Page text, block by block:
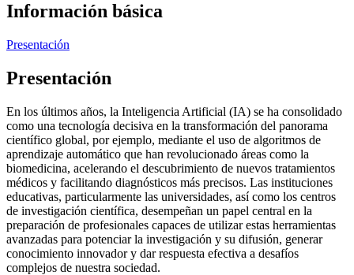
Información básica
Presentación
Presentación
En los últimos años, la Inteligencia Artificial (IA) se ha consolidado
como una tecnología decisiva en la transformación del panorama
científico global, por ejemplo, mediante el uso de algoritmos de
aprendizaje automático que han revolucionado áreas como la
biomedicina, acelerando el descubrimiento de nuevos tratamientos
médicos y facilitando diagnósticos más precisos. Las instituciones
educativas, particularmente las universidades, así como los centros
de investigación científica, desempeñan un papel central en la
preparación de profesionales capaces de utilizar estas herramientas
avanzadas para potenciar la investigación y su difusión, generar
conocimiento innovador y dar respuesta efectiva a desafíos
complejos de nuestra sociedad.